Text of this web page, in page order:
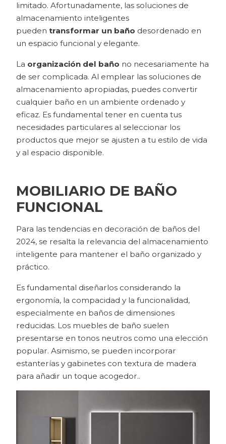
limitado. Afortunadamente, las soluciones de
almacenamiento inteligentes
pueden transformar un baño desordenado en
un espacio funcional y elegante.
La organización del baño no necesariamente ha
de ser complicada. Al emplear las soluciones de
almacenamiento apropiadas, puedes convertir
cualquier baño en un ambiente ordenado y
eficaz. Es fundamental tener en cuenta tus
necesidades particulares al seleccionar los
productos que mejor se ajusten a tu estilo de vida
y al espacio disponible.
MOBILIARIO DE BAÑO
FUNCIONAL
Para las tendencias en decoración de baños del
2024, se resalta la relevancia del almacenamiento
inteligente para mantener el baño organizado y
práctico.
Es fundamental diseñarlos considerando la
ergonomía, la compacidad y la funcionalidad,
especialmente en baños de dimensiones
reducidas. Los muebles de baño suelen
presentarse en tonos neutros como una elección
popular. Asimismo, se pueden incorporar
estanterías y gabinetes con textura de madera
para añadir un toque acogedor..